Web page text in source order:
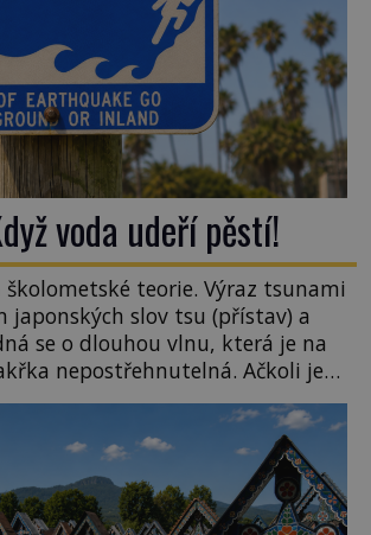
voda udeří pěstí!
školometské teorie. Výraz tsunami
japonských slov tsu (přístav) a
se o dlouhou vlnu, která je na
nepostřehnutelná. Ačkoli je
i 300 kilometrů, výška vlny
je maximálně 1,5 metru. Máme se
obávat i v Evropě? Vznik